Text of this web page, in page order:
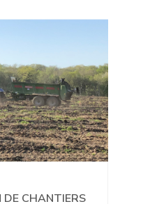
DE CHANTIERS